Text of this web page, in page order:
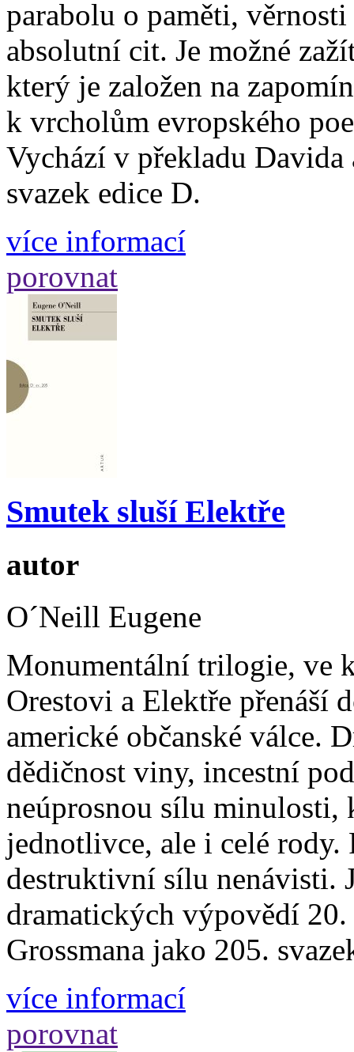
parabolu o paměti,
absolutní cit. Je možné
který je založen na
k vrcholům evropského
Vychází v překladu
svazek edice D.
více informací
porovnat
Smutek sluší Elektře
autor
O´Neill Eugene
Monumentální trilogie, ve
Orestovi a Elektře přenáší
americké občanské válce.
dědičnost viny, incestní
neúprosnou sílu minulosti,
jednotlivce, ale i celé rody.
destruktivní sílu nenávisti.
dramatických výpovědí
Grossmana jako 205.
více informací
porovnat